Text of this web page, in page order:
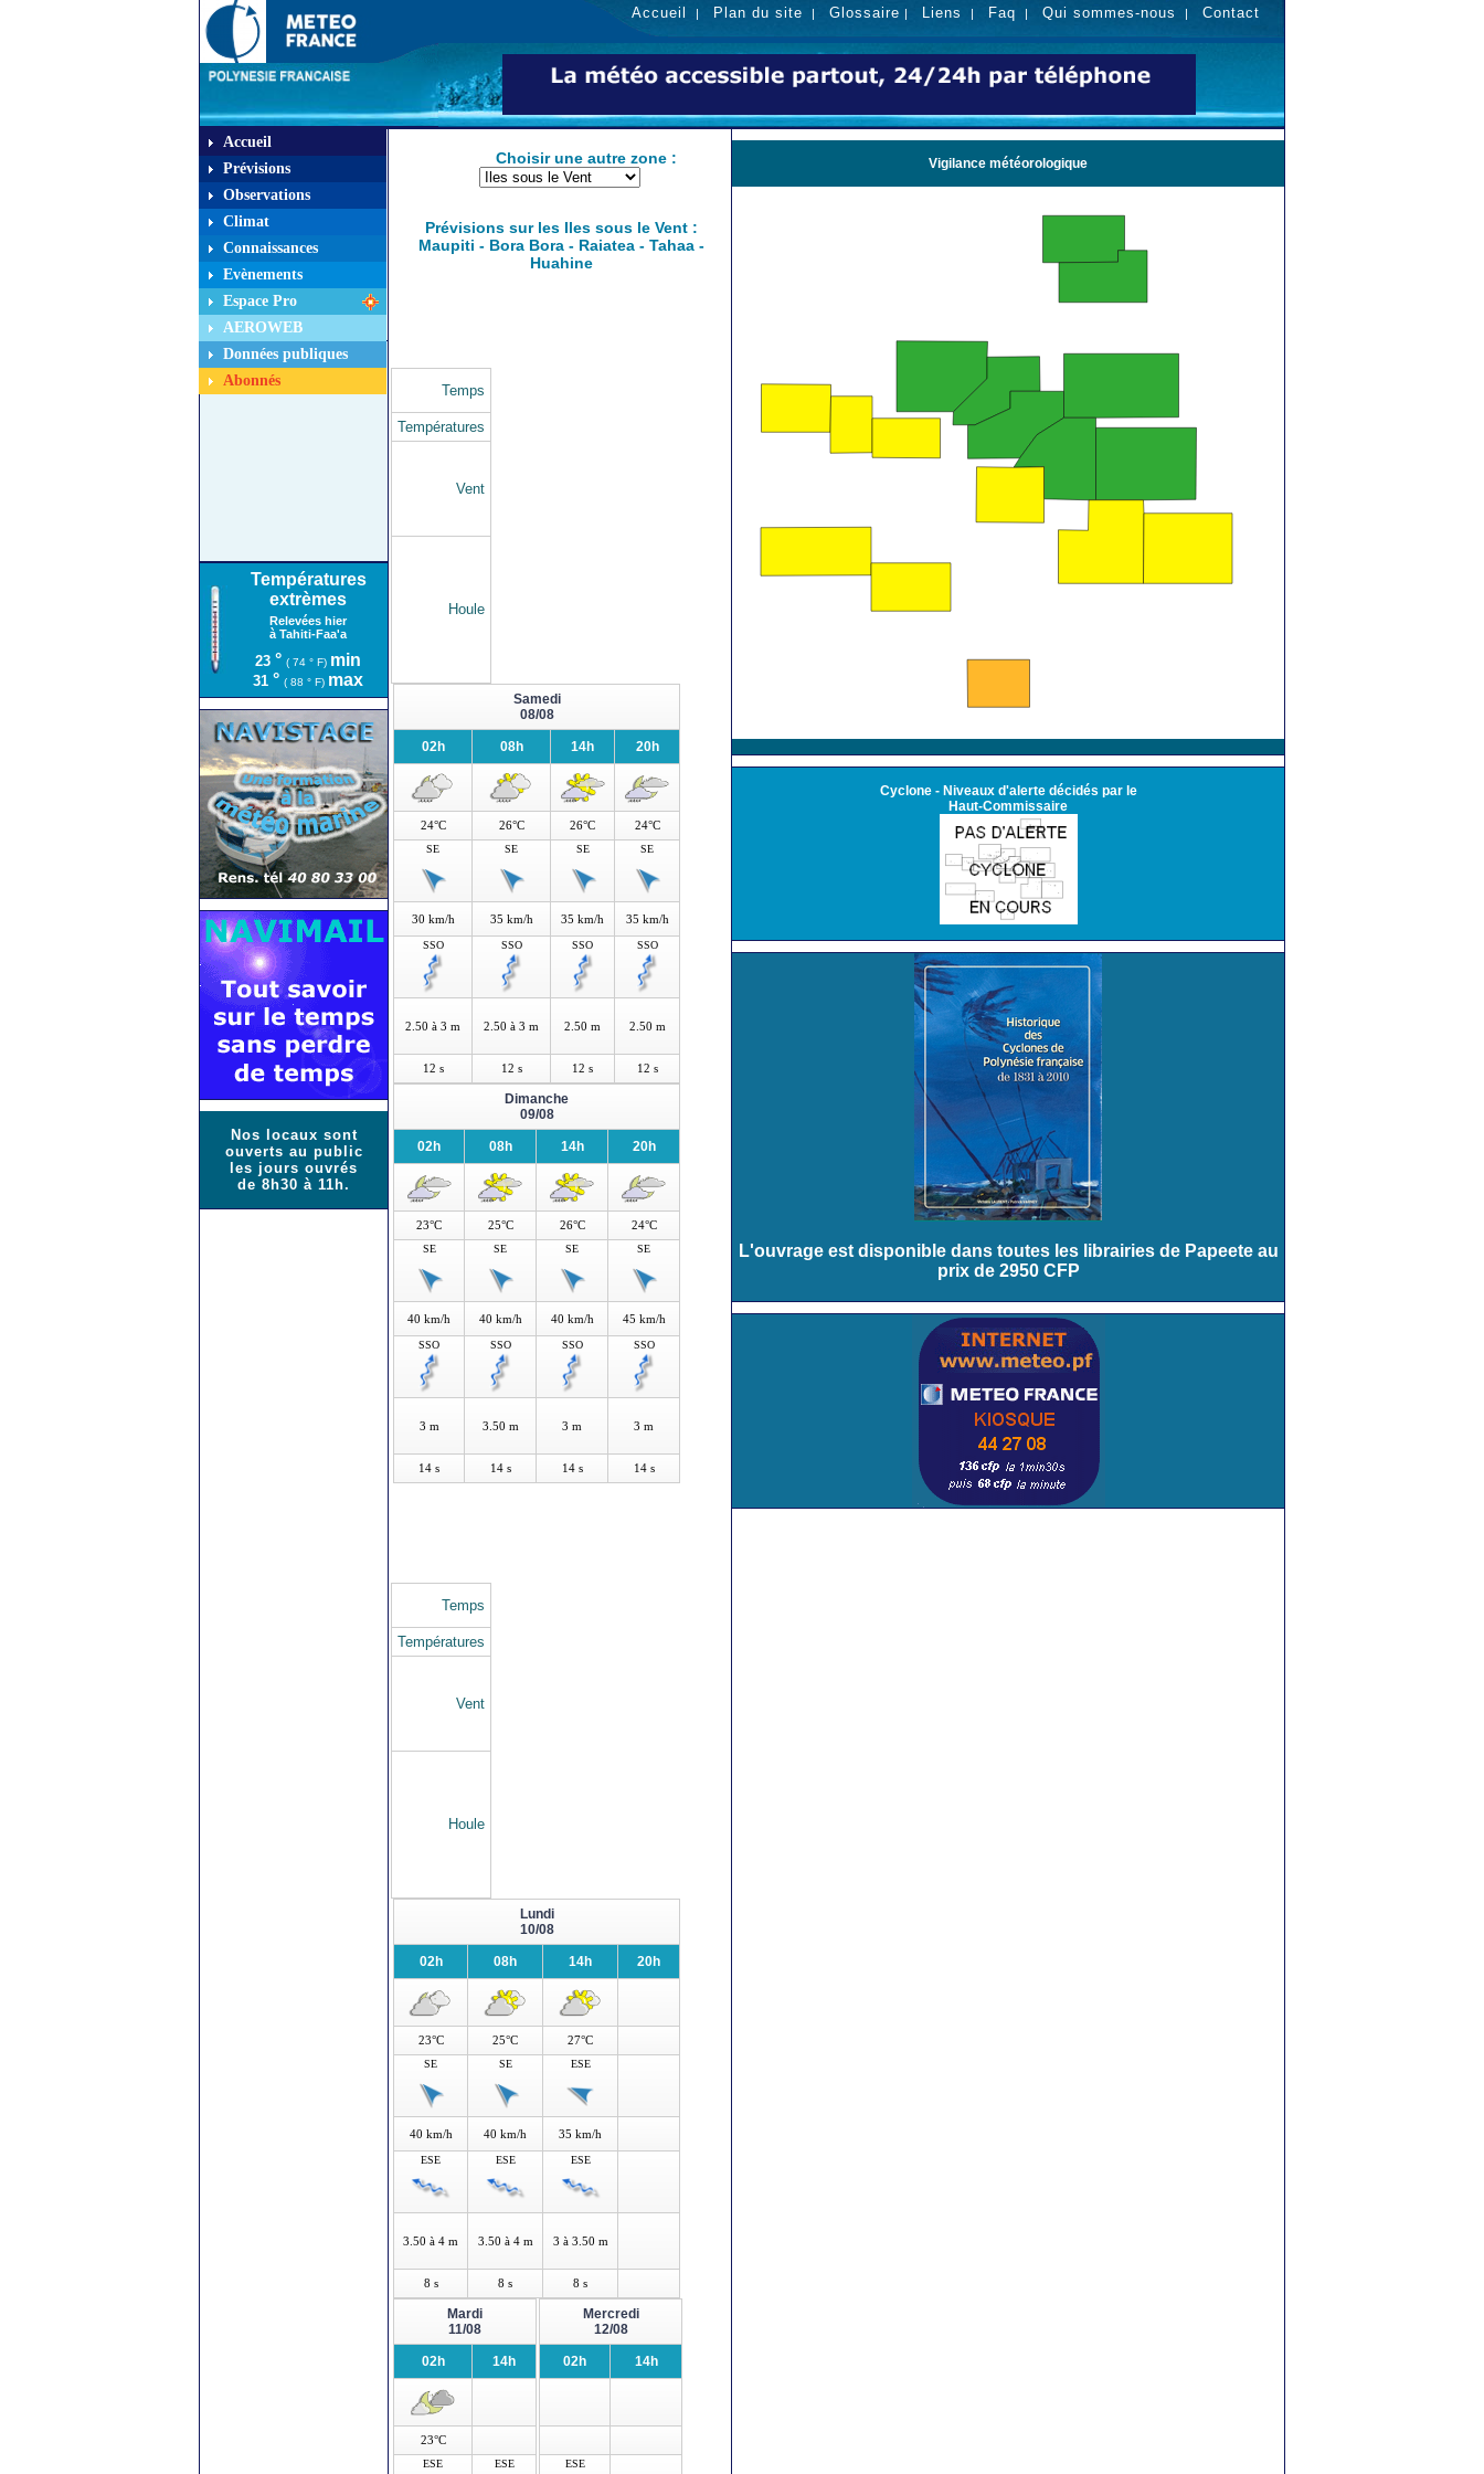
Accueil
Prévisions
Observations
Climat
Connaissances
Evènements
Espace Pro
AEROWEB
Données publiques
Abonnés
Accueil | Plan du site | Glossaire | Liens | Faq | Qui sommes-nous | Contact
Températures
extrèmes
Relevées hier
à Tahiti-Faa'a
23 ° ( 74 ° F) min
31 ° ( 88 ° F) max
Nos locaux sont
ouverts au public
les jours ouvrés
de 8h30 à 11h.
Choisir une autre zone :
Prévisions sur les Iles sous le Vent :
Maupiti - Bora Bora - Raiatea - Tahaa -
Huahine
Temps
Températures
Vent
Houle
Samedi
08/08
02h 08h 14h 20h
24°C 26°C 26°C 24°C
SE SE SE SE
30 km/h 35 km/h 35 km/h 35 km/h
SSO SSO SSO SSO
2.50 à 3 m 2.50 à 3 m 2.50 m 2.50 m
12 s 12 s 12 s 12 s
Dimanche
09/08
02h 08h 14h 20h
23°C 25°C 26°C 24°C
SE SE SE SE
40 km/h 40 km/h 40 km/h 45 km/h
SSO SSO SSO SSO
3 m 3.50 m 3 m 3 m
14 s 14 s 14 s 14 s
Temps
Températures
Vent
Houle
Lundi
10/08
02h 08h 14h 20h
23°C 25°C 27°C
SE SE ESE
40 km/h 40 km/h 35 km/h
ESE ESE ESE
3.50 à 4 m 3.50 à 4 m 3 à 3.50 m
8 s 8 s 8 s
Mardi
11/08
02h 14h
23°C
ESE ESE
Mercredi
12/08
02h 14h
ESE
Vigilance météorologique
Cyclone - Niveaux d'alerte décidés par le
Haut-Commissaire
L'ouvrage est disponible dans toutes les librairies de Papeete au
prix de 2950 CFP